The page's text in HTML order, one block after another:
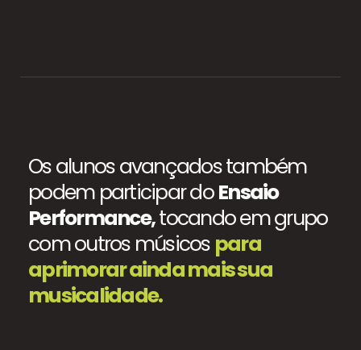
Os alunos avançados também
podem participar doEnsaio
Performance,tocando em grupo
com outros músicos para
aprimorar ainda mais sua
musicalidade.